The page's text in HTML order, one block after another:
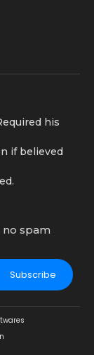
his
if believed
spam
Subscribe